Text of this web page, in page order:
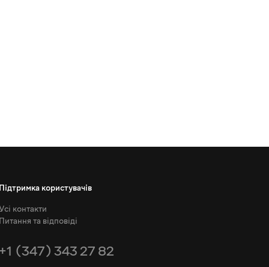
Підтримка користувачів
контакти
Питання та відповіді
+1 (347) 343 27 82